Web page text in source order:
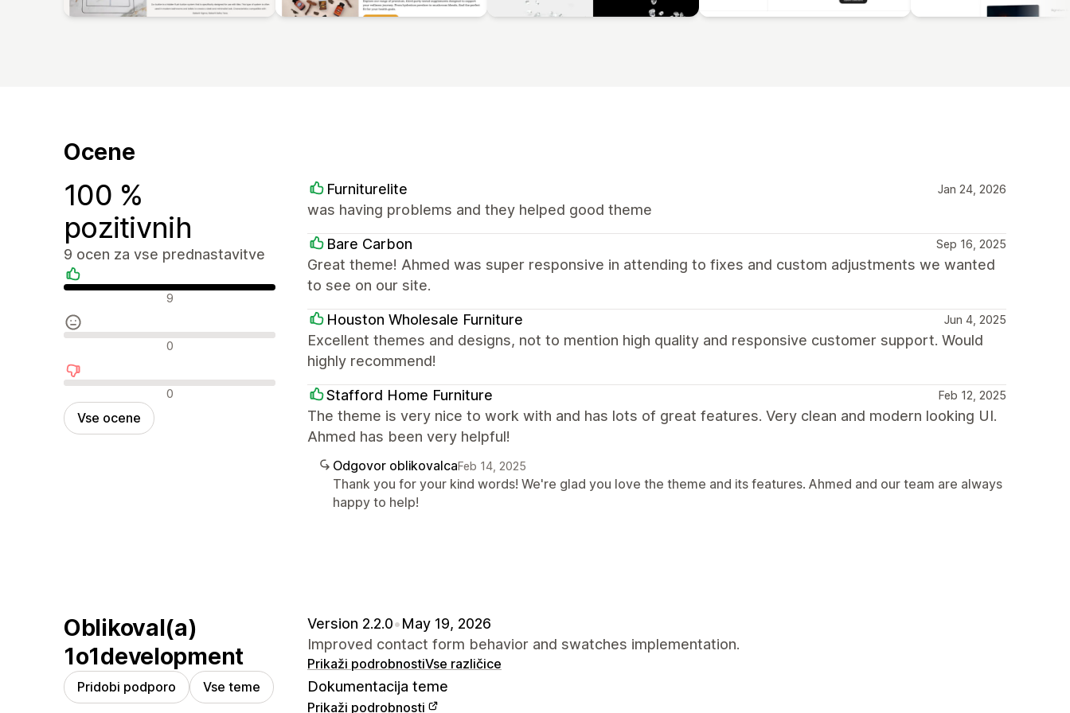
Ocene
100 %
pozitivnih
9 ocen za vse prednastavitve
Pozitivne ocene 9
Nevtralne ocene 0
Negativne ocene 0
Vse ocene
Furniturelite Jan 24, 2026
was having problems and they helped good theme
Bare Carbon Sep 16, 2025
Great theme! Ahmed was super responsive in attending to fixes and custom adjustments we wanted
to see on our site.
Houston Wholesale Furniture Jun 4, 2025
Excellent themes and designs, not to mention high quality and responsive customer support. Would
highly recommend!
Stafford Home Furniture Feb 12, 2025
The theme is very nice to work with and has lots of great features. Very clean and modern looking UI.
Ahmed has been very helpful!
Odgovor oblikovalcaFeb 14, 2025
Thank you for your kind words! We're glad you love the theme and its features. Ahmed and our team are always
happy to help!
Oblikoval(a)
1o1development
Pridobi podporo Vse teme
Version 2.2.0•May 19, 2026
Improved contact form behavior and swatches implementation.
Prikaži podrobnostiVse različice
Dokumentacija teme
Prikaži podrobnosti